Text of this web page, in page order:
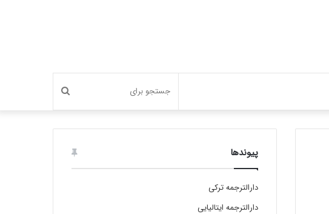
جستجو
برای
پیوندها
دارالترجمه ترکی
دارالترجمه ایتالیایی